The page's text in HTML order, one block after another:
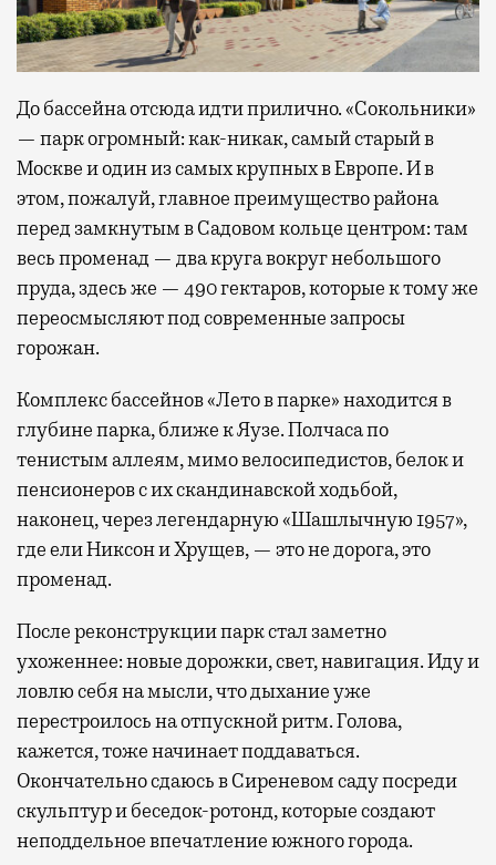
До бассейна отсюда идти прилично. «Сокольники»
— парк огромный: как-никак, самый старый в
Москве и один из самых крупных в Европе. И в
этом, пожалуй, главное преимущество района
перед замкнутым в Садовом кольце центром: там
весь променад — два круга вокруг небольшого
пруда, здесь же — 490 гектаров, которые к тому же
переосмысляют под современные запросы
горожан.
Комплекс бассейнов «Лето в парке» находится в
глубине парка, ближе к Яузе. Полчаса по
тенистым аллеям, мимо велосипедистов, белок и
пенсионеров с их скандинавской ходьбой,
наконец, через легендарную «Шашлычную 1957»,
где ели Никсон и Хрущев, — это не дорога, это
променад.
После реконструкции парк стал заметно
ухоженнее: новые дорожки, свет, навигация. Иду и
ловлю себя на мысли, что дыхание уже
перестроилось на отпускной ритм. Голова,
кажется, тоже начинает поддаваться.
Окончательно сдаюсь в Сиреневом саду посреди
скульптур и беседок-ротонд, которые создают
неподдельное впечатление южного города.